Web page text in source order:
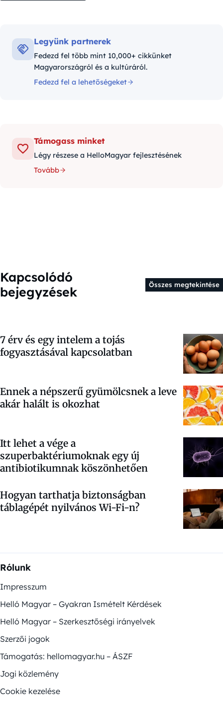
Legyünk partnerek
Fedezd fel több mint 10,000+ cikkünket
Magyarországról és a kultúráról.
Fedezd fel a lehetőségeket
Támogass minket
Légy részese a HelloMagyar fejlesztésének
Tovább
Kapcsolódó
bejegyzések
Összes megtekintése
7 érv és egy intelem a tojás
fogyasztásával kapcsolatban
Ennek a népszerű gyümölcsnek a leve
akár halált is okozhat
Itt lehet a vége a
szuperbaktériumoknak egy új
antibiotikumnak köszönhetően
Hogyan tarthatja biztonságban
táblagépét nyilvános Wi-Fi-n?
Rólunk
Impresszum
Helló Magyar – Gyakran Ismételt Kérdések
Helló Magyar – Szerkesztőségi irányelvek
Szerzői jogok
Támogatás: hellomagyar.hu – ÁSZF
Jogi közlemény
Cookie kezelése